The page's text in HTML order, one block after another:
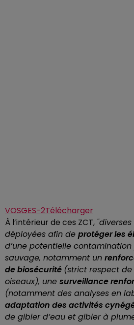
VOSGES-2Télécharger
À l’intérieur de ces ZCT,
déployées afin de protéger les
d’une potentielle
sauvage, notamment un
de biosécurité (strict respect de
oiseaux), une surveillance
(notamment des analyses en
adaptation des activités
de gibier d’eau et gibier à